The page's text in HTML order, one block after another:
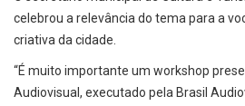
celebrou a relevância do tema para a
criativa da cidade.
“É muito importante um workshop
Audiovisual, executado pela Brasil